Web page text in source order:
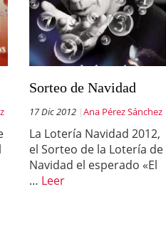
Sorteo de Navidad
17 Dic 2012 Ana Pérez Sánchez
La Lotería Navidad 2012,
el Sorteo de la Lotería de
Navidad el esperado «El
… Leer